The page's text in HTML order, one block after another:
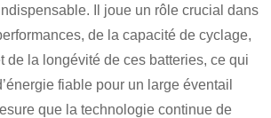
Il joue un rôle crucial dans
de la capacité de cyclage,
de la longévité de ces batteries, ce qui
fiable pour un large éventail
que la technologie continue de